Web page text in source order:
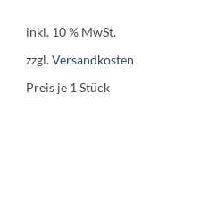
inkl. 10 % MwSt.
zzgl.Versandkosten
Preis je 1 Stück